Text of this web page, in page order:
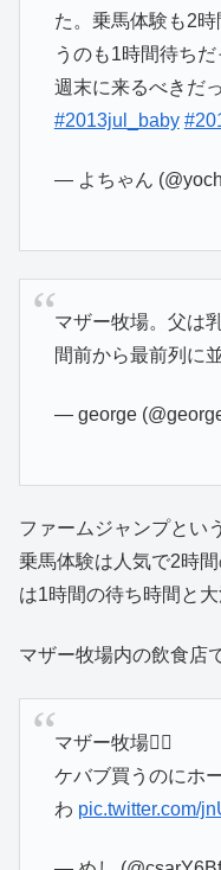
た。乗馬体験も2
うのも1時間待ち
週末に来るべきだ
#2013jul_baby
— よちゃん
マザー牧場。父は
間前から最前列に
— george
ファームジャンプとい
乗馬体験は人気で2時
は1時間の待ち時間と
マザー牧場内の飲食店
マザー牧場🙆‍♂️
ケバブ買うのにホ
わ pic.twitter.com/